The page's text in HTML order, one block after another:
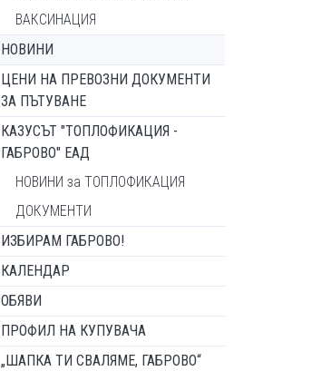
ВАКСИНАЦИЯ
НОВИНИ
ЦЕНИ НА ПРЕВОЗНИ ДОКУМЕНТИ
ЗА ПЪТУВАНЕ
КАЗУСЪТ "ТОПЛОФИКАЦИЯ -
ГАБРОВО" ЕАД
НОВИНИ за ТОПЛОФИКАЦИЯ
ДОКУМЕНТИ
ИЗБИРАМ ГАБРОВО!
КАЛЕНДАР
ОБЯВИ
ПРОФИЛ НА КУПУВАЧА
„ШАПКА ТИ СВАЛЯМЕ, ГАБРОВО“